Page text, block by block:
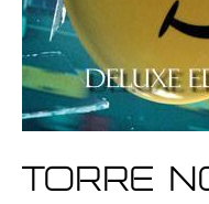
Torre